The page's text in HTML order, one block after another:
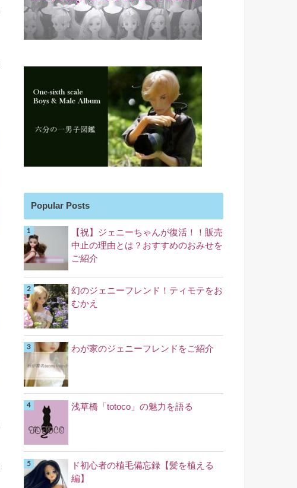
Popular Posts
【祝】ジェニーちゃんが復活！！販売
中止の理由とは？おすすめのおみせを
ご紹介
幻のジェニーフレンド！ティモテをお
むかえ
わが家のジェニーフレンドをご紹介
浅草橋「totoco」の魅力を語る
ド初心者の植毛備忘録【髪を植える
編】